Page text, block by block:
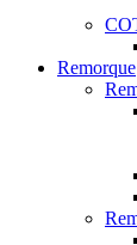
Remorque